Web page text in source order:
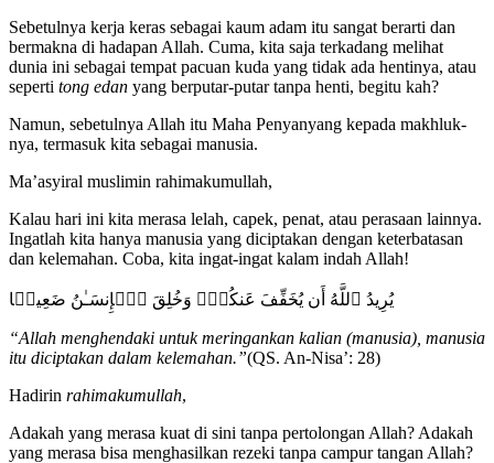
Sebetulnya kerja keras sebagai kaum adam itu sangat berarti dan
bermakna di hadapan Allah. Cuma, kita saja terkadang melihat
dunia ini sebagai tempat pacuan kuda yang tidak ada hentinya, atau
seperti tong edan yang berputar-putar tanpa henti, begitu kah?
Namun, sebetulnya Allah itu Maha Penyanyang kepada makhluk-
nya, termasuk kita sebagai manusia.
Ma’asyiral muslimin rahimakumullah,
Kalau hari ini kita merasa lelah, capek, penat, atau perasaan lainnya.
Ingatlah kita hanya manusia yang diciptakan dengan keterbatasan
dan kelemahan. Coba, kita ingat-ingat kalam indah Allah!
یُرِیدُ ٱللَّهُ أَن یُخَفِّفَ عَنكُمۡۚ وَخُلِقَ ٱلۡإِنسَـٰنُ ضَعِیفࣰا
“Allah menghendaki untuk meringankan kalian (manusia), manusia
itu diciptakan dalam kelemahan.”(QS. An-Nisa’: 28)
Hadirin rahimakumullah,
Adakah yang merasa kuat di sini tanpa pertolongan Allah? Adakah
yang merasa bisa menghasilkan rezeki tanpa campur tangan Allah?